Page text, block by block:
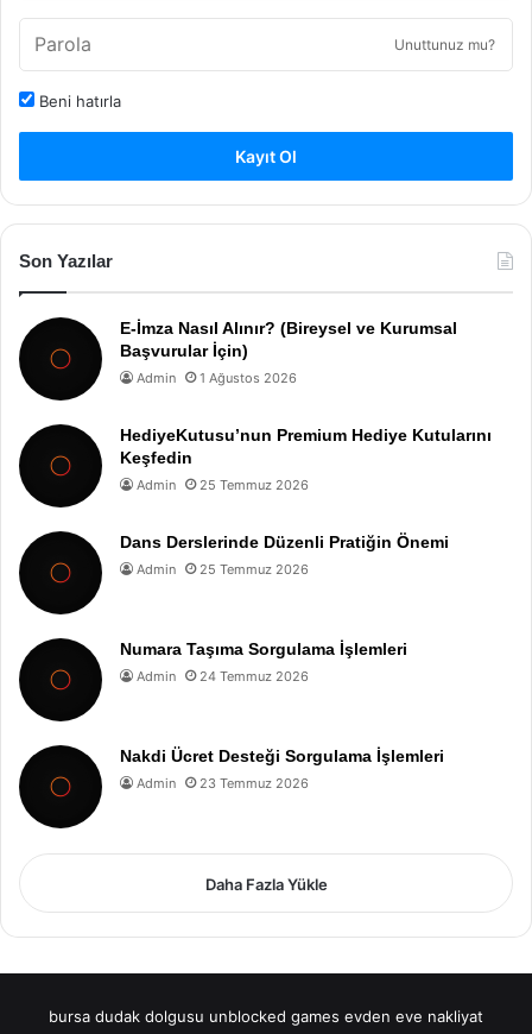
Unuttunuz mu?
Beni hatırla
Kayıt Ol
Son Yazılar
E-İmza Nasıl Alınır? (Bireysel ve Kurumsal
Başvurular İçin)
Admin 1 Ağustos 2026
HediyeKutusu’nun Premium Hediye Kutularını
Keşfedin
Admin 25 Temmuz 2026
Dans Derslerinde Düzenli Pratiğin Önemi
Admin 25 Temmuz 2026
Numara Taşıma Sorgulama İşlemleri
Admin 24 Temmuz 2026
Nakdi Ücret Desteği Sorgulama İşlemleri
Admin 23 Temmuz 2026
Daha Fazla Yükle
bursa dudak dolgusu unblocked games evden eve nakliyat